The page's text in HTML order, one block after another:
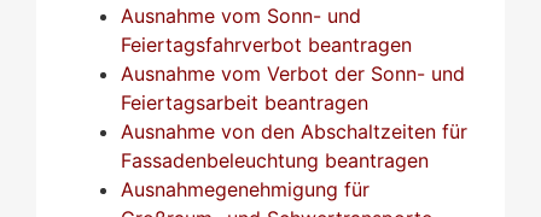
Ausnahme vom Sonn- und
Feiertagsfahrverbot beantragen
Ausnahme vom Verbot der Sonn- und
Feiertagsarbeit beantragen
Ausnahme von den Abschaltzeiten für
Fassadenbeleuchtung beantragen
Ausnahmegenehmigung für